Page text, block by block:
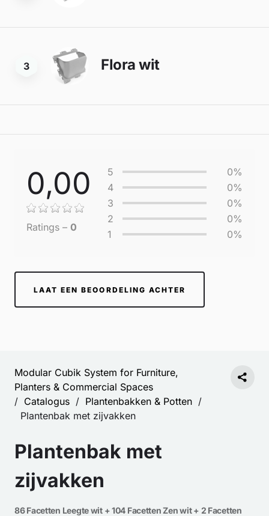
3 Flora wit
0,00
Ratings – 0
5
0%
4
0%
3
0%
2
0%
1
0%
LAAT EEN BEOORDELING ACHTER
Modular Cubik System for Furniture,
Planters & Commercial Spaces
/ Catalogus / Plantenbakken & Potten /
Plantenbak met zijvakken
Plantenbak met
zijvakken
86 Facetten Leegte wit + 104 Facetten Zen wit + 2 Facetten